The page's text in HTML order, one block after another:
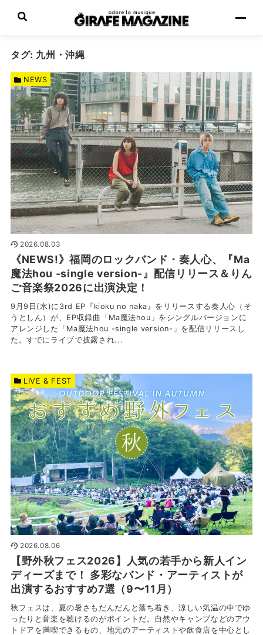
タグ: 九州・沖縄
2026.08.03
《NEWS!》福岡のロックバンド・奏人心、『Ma
魔法hou -single version-』配信リリース＆りん
ご音楽祭2026に出演決定！
9月9日(水)に3rd EP『kioku no naka』をリリースする奏人心（そ
うとしん）が、EP収録曲「Ma魔法hou」をシングルバージョンに
アレンジした「Ma魔法hou -single version-」を配信リリースし
た。すでにライブで披露され...
NEWS
2026.08.06
【野外秋フェス2026】人気の若手から新人イン
ディーズまで！ 多彩なバンド・アーティストが
出演するおすすめ7選（9〜11月）
秋フェスは、夏の暑さもだんだんと落ち着き、涼しい気温の中でゆ
ったりと音楽を聴けるのがポイントだ。自然やキャンプなどのアウ
トドアを満喫できるもの、地元のアーティストや飲食店を中心とし
LIVE & FEST